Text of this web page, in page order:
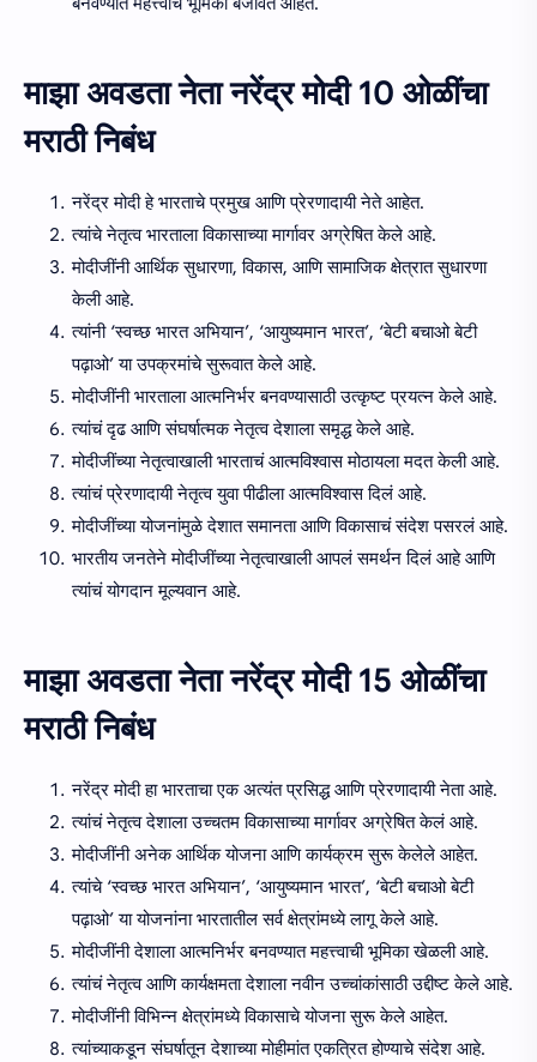
माझा अवडता नेता नरेंद्र मोदी 10 ओळींचा
मराठी निबंध
नरेंद्र मोदी हे भारताचे प्रमुख आणि प्रेरणादायी नेते आहेत.
त्यांचे नेतृत्व भारताला विकासाच्या मार्गावर अग्रेषित केले आहे.
मोदीजींनी आर्थिक सुधारणा, विकास, आणि सामाजिक क्षेत्रात सुधारणा
केली आहे.
त्यांनी ‘स्वच्छ भारत अभियान’, ‘आयुष्यमान भारत’, ‘बेटी बचाओ बेटी
पढ़ाओ’ या उपक्रमांचे सुरूवात केले आहे.
मोदीजींनी भारताला आत्मनिर्भर बनवण्यासाठी उत्कृष्ट प्रयत्न केले आहे.
त्यांचं दृढ आणि संघर्षात्मक नेतृत्व देशाला समृद्ध केले आहे.
मोदीजींच्या नेतृत्वाखाली भारताचं आत्मविश्वास मोठायला मदत केली आहे.
त्यांचं प्रेरणादायी नेतृत्व युवा पीढीला आत्मविश्वास दिलं आहे.
मोदीजींच्या योजनांमुळे देशात समानता आणि विकासाचं संदेश पसरलं आहे.
भारतीय जनतेने मोदीजींच्या नेतृत्वाखाली आपलं समर्थन दिलं आहे आणि
त्यांचं योगदान मूल्यवान आहे.
माझा अवडता नेता नरेंद्र मोदी 15 ओळींचा
मराठी निबंध
नरेंद्र मोदी हा भारताचा एक अत्यंत प्रसिद्ध आणि प्रेरणादायी नेता आहे.
त्यांचं नेतृत्व देशाला उच्चतम विकासाच्या मार्गावर अग्रेषित केलं आहे.
मोदीजींनी अनेक आर्थिक योजना आणि कार्यक्रम सुरू केलेले आहेत.
त्यांचे ‘स्वच्छ भारत अभियान’, ‘आयुष्यमान भारत’, ‘बेटी बचाओ बेटी
पढ़ाओ’ या योजनांना भारतातील सर्व क्षेत्रांमध्ये लागू केले आहे.
मोदीजींनी देशाला आत्मनिर्भर बनवण्यात महत्त्वाची भूमिका खेळली आहे.
त्यांचं नेतृत्व आणि कार्यक्षमता देशाला नवीन उच्चांकांसाठी उद्दीष्ट केले आहे.
मोदीजींनी विभिन्न क्षेत्रांमध्ये विकासाचे योजना सुरू केले आहेत.
त्यांच्याकडून संघर्षातून देशाच्या मोहीमांत एकत्रित होण्याचे संदेश आहे.